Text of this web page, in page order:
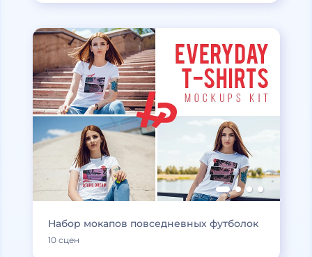
Набор мокапов повседневных футболок
10 сцен